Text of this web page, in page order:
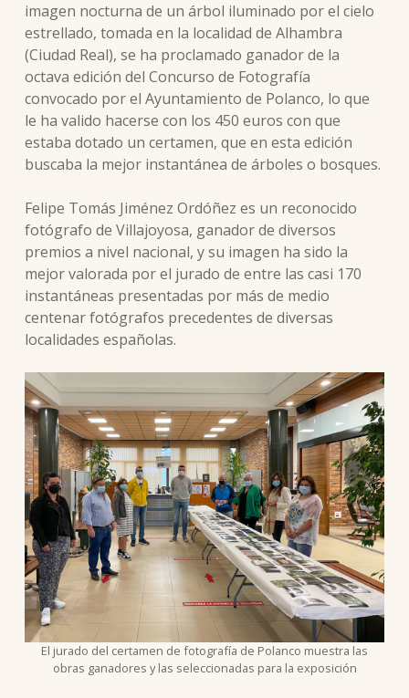
imagen nocturna de un árbol iluminado por el cielo
estrellado, tomada en la localidad de Alhambra
(Ciudad Real), se ha proclamado ganador de la
octava edición del Concurso de Fotografía
convocado por el Ayuntamiento de Polanco, lo que
le ha valido hacerse con los 450 euros con que
estaba dotado un certamen, que en esta edición
buscaba la mejor instantánea de árboles o bosques.
Felipe Tomás Jiménez Ordóñez es un reconocido
fotógrafo de Villajoyosa, ganador de diversos
premios a nivel nacional, y su imagen ha sido la
mejor valorada por el jurado de entre las casi 170
instantáneas presentadas por más de medio
centenar fotógrafos precedentes de diversas
localidades españolas.
El jurado del certamen de fotografía de Polanco muestra las
obras ganadores y las seleccionadas para la exposición